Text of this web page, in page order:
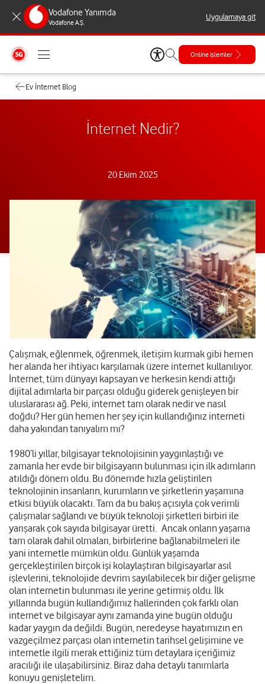
Vodafone Yanımda
Vodafone A.Ş.
Uygulamaya git
Online işlemler
Ev İnternet Blog
İnternet Nedir?
20 Ekim 2025
Çalışmak, eğlenmek, öğrenmek, iletişim kurmak gibi hemen
her alanda her ihtiyacı karşılamak üzere internet kullanılıyor.
İnternet, tüm dünyayı kapsayan ve herkesin kendi attığı
dijital adımlarla bir parçası olduğu giderek genişleyen bir
uluslararası ağ. Peki, internet tam olarak nedir ve nasıl
doğdu? Her gün hemen her şey için kullandığınız interneti
daha yakından tanıyalım mı?
1980’li yıllar, bilgisayar teknolojisinin yaygınlaştığı ve
zamanla her evde bir bilgisayarın bulunması için ilk adımların
atıldığı dönem oldu. Bu dönemde hızla geliştirilen
teknolojinin insanların, kurumların ve şirketlerin yaşamına
etkisi büyük olacaktı. Tam da bu bakış açısıyla çok verimli
çalışmalar sağlandı ve büyük teknoloji şirketleri birbiri ile
yarışarak çok sayıda bilgisayar üretti. Ancak onların yaşama
tam olarak dahil olmaları, birbirlerine bağlanabilmeleri ile
yani internetle mümkün oldu. Günlük yaşamda
gerçekleştirilen birçok işi kolaylaştıran bilgisayarlar asıl
işlevlerini, teknolojide devrim sayılabilecek bir diğer gelişme
olan internetin bulunması ile yerine getirmiş oldu. İlk
yıllarında bugün kullandığımız hallerinden çok farklı olan
internet ve bilgisayar aynı zamanda yine bugün olduğu
kadar yaygın da değildi. Bugün, neredeyse hayatımızın en
vazgeçilmez parçası olan internetin tarihsel gelişimine ve
internetle ilgili merak ettiğiniz tüm detaylara içeriğimiz
aracılığı ile ulaşabilirsiniz. Biraz daha detaylı tanımlarla
konuyu genişletelim.